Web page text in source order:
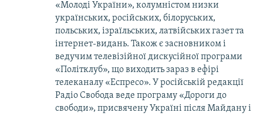
«Молоді України», колумністом низки
українських, російських, білоруських,
польських, ізраїльських, латвійських газет та
інтернет-видань. Також є засновником і
ведучим телевізійної дискусійної програми
«Політклуб», що виходить зараз в ефірі
телеканалу «Еспресо». У російській редакції
Радіо Свобода веде програму «Дороги до
свободи», присвячену Україні після Майдану і